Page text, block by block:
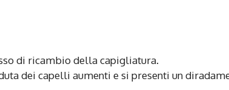
di ricambio della capigliatura.
dei capelli aumenti e si presenti un